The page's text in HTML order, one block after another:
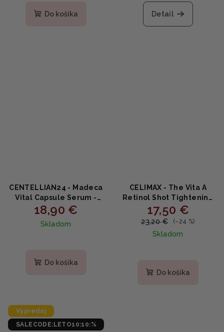
Do košíka Detail
CENTELLIAN24 - Madeca
Vital Capsule Serum -
Kapsulové regeneračné
sérum s centellou,
vitamínom C a
18,90 €
Skladom
Do košíka
CELIMAX - The Vita A
Retinol Shot Tightening
Serum - Spevňujúce
sérum s retinolom 0.1% a
peptidmi 30ml
17,50 €
23,20 € (–24 %)
Skladom
produktu
Do košíka
Výpredaj
SALECODE:LETO10:10:%